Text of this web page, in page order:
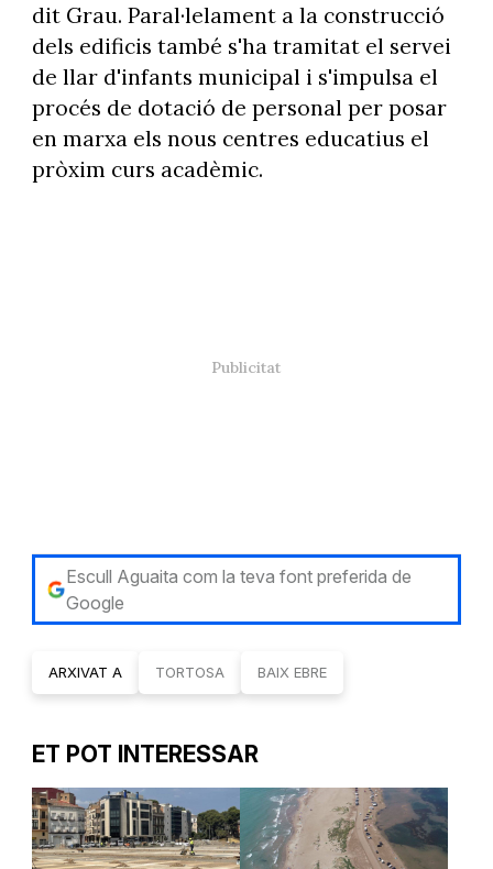
dit Grau. Paral·lelament a la construcció
dels edificis també s'ha tramitat el servei
de llar d'infants municipal i s'impulsa el
procés de dotació de personal per posar
en marxa els nous centres educatius el
pròxim curs acadèmic.
Escull Aguaita com la teva font preferida de
Google
ARXIVAT A TORTOSA BAIX EBRE
ET POT INTERESSAR